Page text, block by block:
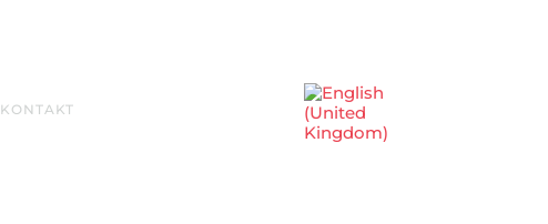
KONTAKT
Sprache auswählen